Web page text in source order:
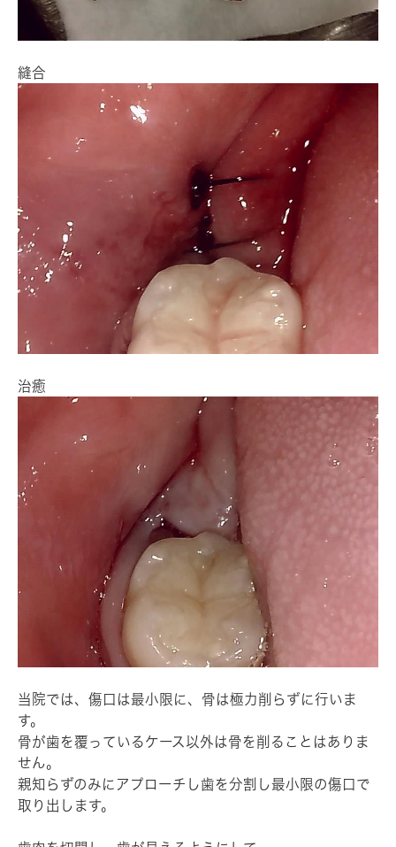
縫合
治癒
当院では、傷口は最小限に、骨は極力削らずに行いま
す。
骨が歯を覆っているケース以外は骨を削ることはありま
せん。
親知らずのみにアプローチし歯を分割し最小限の傷口で
取り出します。